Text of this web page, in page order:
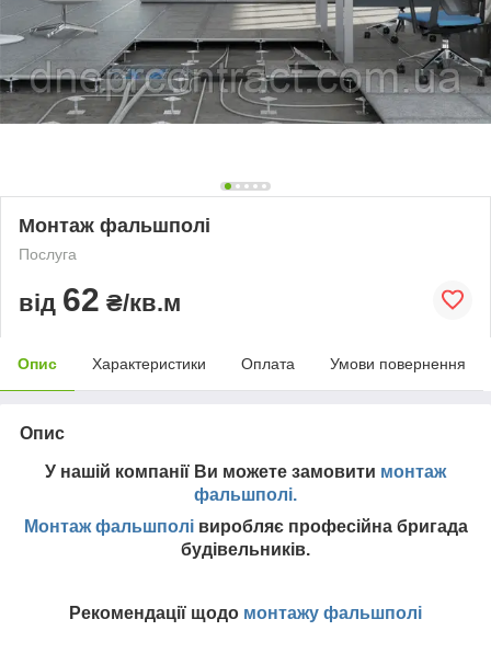
Монтаж фальшполі
Послуга
від 62 ₴/кв.м
Опис Характеристики Оплата Умови повернення
Опис
У нашій компанії Ви можете замовити монтаж
фальшполі.
Монтаж фальшполівиробляє професійна бригада
будівельників.
Рекомендації щодо монтажу фальшполі